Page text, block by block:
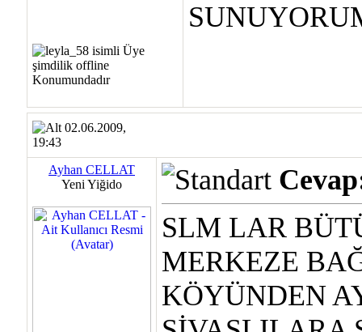
02.06.2009,
19:43
Ayhan CELLAT
Yeni Yiğido
SLM LAR
MERKEZE
KÖYÜNDEN